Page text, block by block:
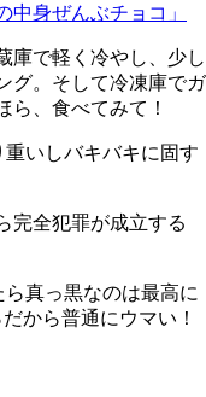
中身ぜんぶチョコ」
庫で軽く冷やし、少し
グ。そして冷凍庫でガ
ら、食べてみて！
いしバキバキに固す
完全犯罪が成立する
真っ黒なのは最高に
から普通にウマい！